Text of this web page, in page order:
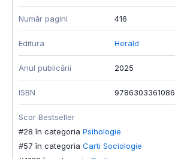
Număr pagini 416
Editura Herald
Anul publicării 2025
ISBN 9786303361086
Scor Bestseller
#28 în categoria Psihologie
#57 în categoria Carti Sociologie